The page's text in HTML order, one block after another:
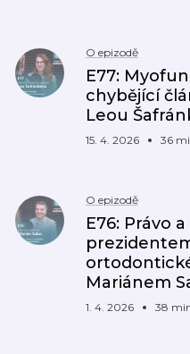
O epizodě
E77:
chybějící
Leou
15. 4. 2026 36
O epizodě
E76: Právo
Mariánem
1. 4. 2026 38